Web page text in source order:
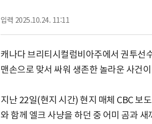
입력 2025.10.24. 11:11
캐나다 브리티시컬럼비아주에서 권투선
맨손으로 맞서 싸워 생존한 놀라운 사건
지난 22일(현지 시간) 현지 매체 CBC 보
와 함께 엘크 사냥을 하던 중 어미 곰과